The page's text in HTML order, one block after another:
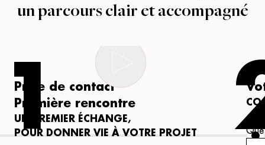
un parcours clair et accompagné
1
Prise de contact
Première rencontre
UN PREMIER ÉCHANGE,
POUR DONNER VIE À VOTRE PROJET
Que